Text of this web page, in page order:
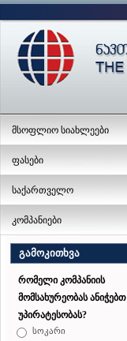
მსოფლიო სიახლეები
ფასები
საქართველო
კომპანიები
გამოკითხვა
რომელი კომპანიის
მომსახურეობას ანიჭებთ
უპირატესობას?
სოკარი